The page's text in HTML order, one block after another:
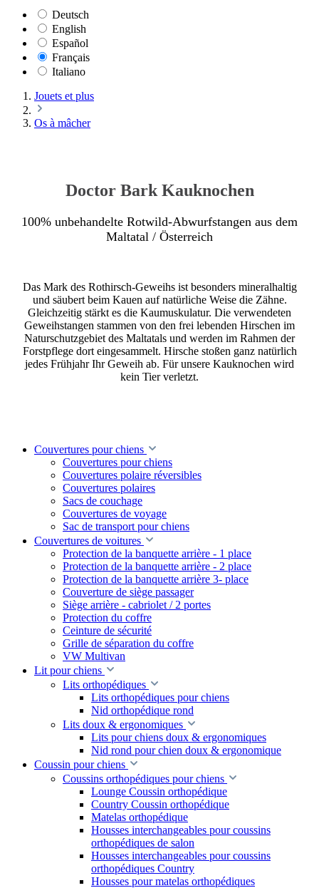
Deutsch
English
Español
Français
Italiano
Jouets et plus
Os à mâcher
Doctor Bark Kauknochen
100% unbehandelte Rotwild-Abwurfstangen aus dem
Maltatal / Österreich
Das Mark des Rothirsch-Geweihs ist besonders mineralhaltig
und säubert beim Kauen auf natürliche Weise die Zähne.
Gleichzeitig stärkt es die Kaumuskulatur. Die verwendeten
Geweihstangen stammen von den frei lebenden Hirschen im
Naturschutzgebiet des Maltatals und werden im Rahmen der
Forstpflege dort eingesammelt. Hirsche stoßen ganz natürlich
jedes Frühjahr Ihr Geweih ab. Für unsere Kauknochen wird
kein Tier verletzt.
Couvertures pour chiens
Couvertures pour chiens
Couvertures polaire réversibles
Couvertures polaires
Sacs de couchage
Couvertures de voyage
Sac de transport pour chiens
Couvertures de voitures
Protection de la banquette arrière - 1 place
Protection de la banquette arrière - 2 place
Protection de la banquette arrière 3- place
Couverture de siège passager
Siège arrière - cabriolet / 2 portes
Protection du coffre
Ceinture de sécurité
Grille de séparation du coffre
VW Multivan
Lit pour chiens
Lits orthopédiques
Lits orthopédiques pour chiens
Nid orthopédique rond
Lits doux & ergonomiques
Lits pour chiens doux & ergonomiques
Nid rond pour chien doux & ergonomique
Coussin pour chiens
Coussins orthopédiques pour chiens
Lounge Coussin orthopédique
Country Coussin orthopédique
Matelas orthopédique
Housses interchangeables pour coussins
orthopédiques de salon
Housses interchangeables pour coussins
orthopédiques Country
Housses pour matelas orthopédiques